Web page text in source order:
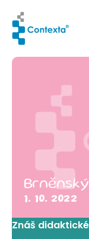
1. 10. 2022
Znáš